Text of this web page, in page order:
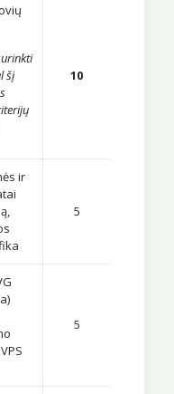
šį
10
ir
5
5